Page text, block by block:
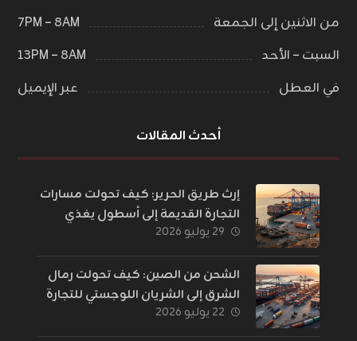
من الاثنين إلى الجمعة
٨AM – ٧PM
السبت – الأحد
٨AM – ١٣PM
في العطل
عبر الإيميل
أحدث المقالات
إرث طريق الحرير: كيف تحولت مسارات
التجارة القديمة إلى أسطول يغذي
العالم؟
٢٩ يوليو ٢٠٢٦
الشحن من الصين: كيف تحولت رمال
الشرق إلى الشريان اللوجستي للتجارة
الإلكترونية؟
٢٢ يوليو ٢٠٢٦